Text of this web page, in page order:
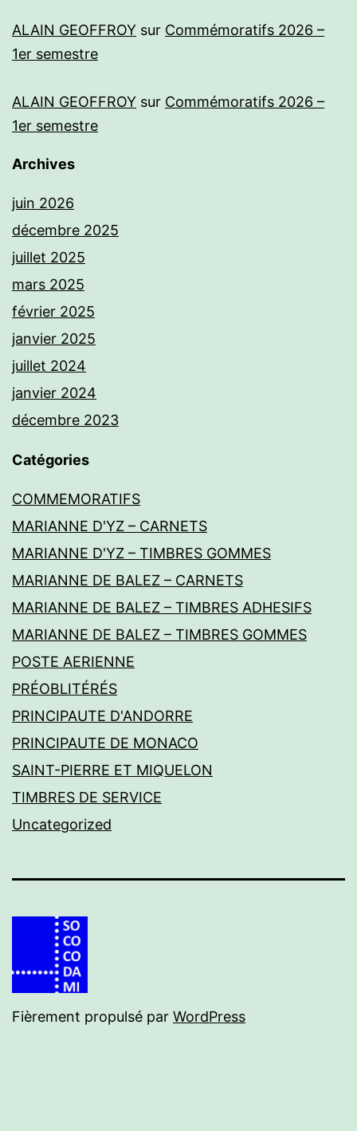
ALAIN GEOFFROY sur Commémoratifs 2026 –
1er semestre
ALAIN GEOFFROY sur Commémoratifs 2026 –
1er semestre
Archives
juin 2026
décembre 2025
juillet 2025
mars 2025
février 2025
janvier 2025
juillet 2024
janvier 2024
décembre 2023
Catégories
COMMEMORATIFS
MARIANNE D'YZ – CARNETS
MARIANNE D'YZ – TIMBRES GOMMES
MARIANNE DE BALEZ – CARNETS
MARIANNE DE BALEZ – TIMBRES ADHESIFS
MARIANNE DE BALEZ – TIMBRES GOMMES
POSTE AERIENNE
PRÉOBLITÉRÉS
PRINCIPAUTE D'ANDORRE
PRINCIPAUTE DE MONACO
SAINT-PIERRE ET MIQUELON
TIMBRES DE SERVICE
Uncategorized
Fièrement propulsé par WordPress